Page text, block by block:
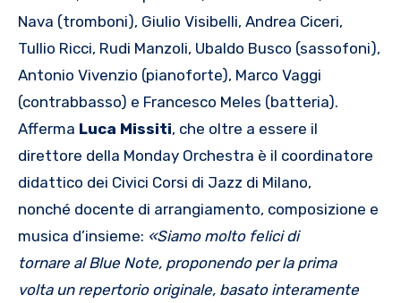
Nava (tromboni), Giulio Visibelli, Andrea Ciceri,
Tullio Ricci, Rudi Manzoli, Ubaldo Busco (sassofoni),
Antonio Vivenzio (pianoforte), Marco Vaggi
(contrabbasso) e Francesco Meles (batteria).
Afferma Luca Missiti, che oltre a essere il
direttore della Monday Orchestra è il coordinatore
didattico dei Civici Corsi di Jazz di Milano,
nonché docente di arrangiamento, composizione e
musica d’insieme: «Siamo molto felici di
tornare alBlue Note, proponendo per la prima
volta un repertorio originale, basato interamente